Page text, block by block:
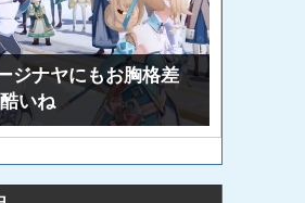
ジナヤにもお胸格差
いね